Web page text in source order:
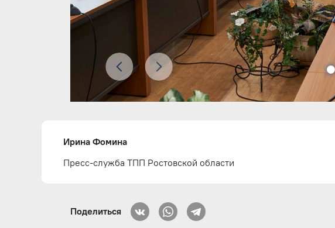
Ирина Фомина
Пресс-служба ТПП Ростовской области
Поделиться